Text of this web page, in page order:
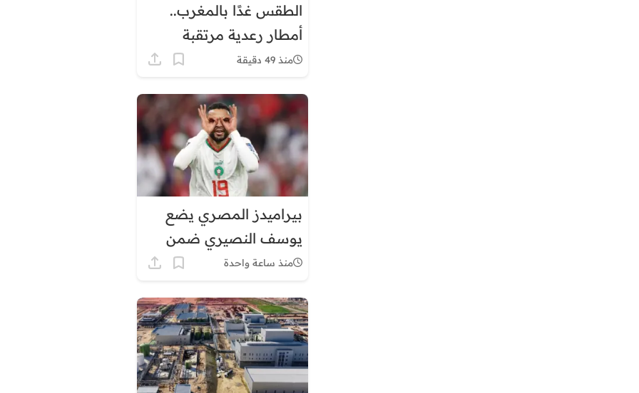
الطقس غدًا بالمغرب..
أمطار رعدية مرتقبة
وحرارة تصل إلى 45 درجة
منذ 49 دقيقة
بيراميدز المصري يضع
يوسف النصيري ضمن
أولوياته الهجومية
منذ ساعة واحدة